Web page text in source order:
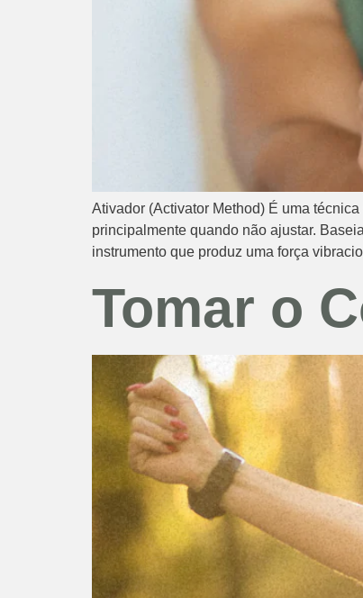
Ativador (Activator Method) É uma
principalmente quando não ajustar.
instrumento que produz uma força
Tomar o